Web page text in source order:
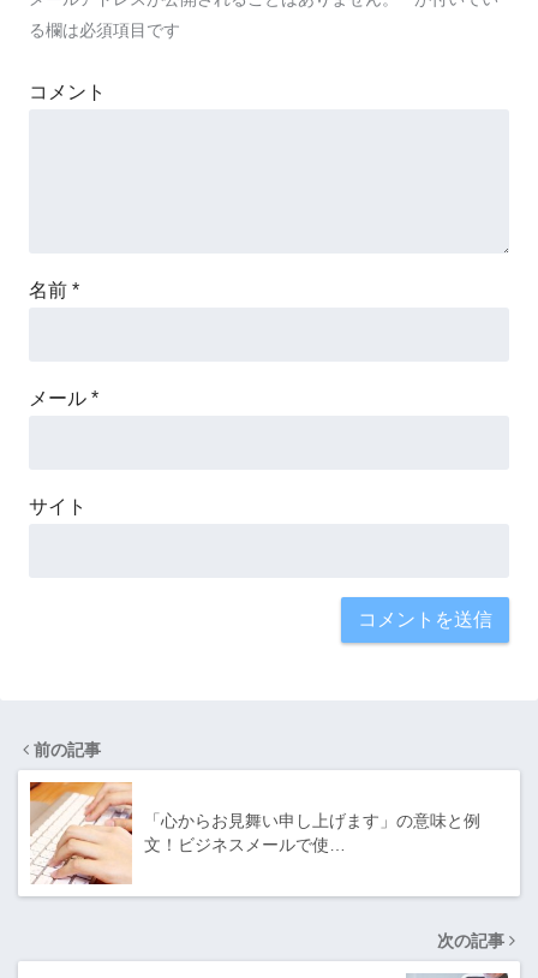
る欄は必須項目です
コメント
名前 *
メール *
サイト
前の記事
「心からお見舞い申し上げます」の意味と例
文！ビジネスメールで使…
次の記事